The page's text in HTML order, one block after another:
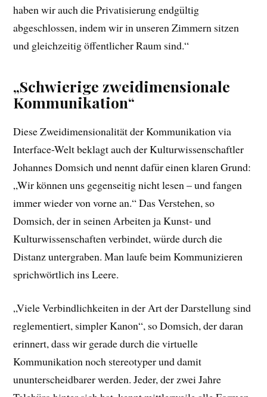
haben wir auch die Privatisierung endgültig
abgeschlossen, indem wir in unseren Zimmern sitzen
und gleichzeitig öffentlicher Raum sind.“
„Schwierige zweidimensionale
Kommunikation“
Diese Zweidimensionalität der Kommunikation via
Interface-Welt beklagt auch der Kulturwissenschaftler
Johannes Domsich und nennt dafür einen klaren Grund:
„Wir können uns gegenseitig nicht lesen – und fangen
immer wieder von vorne an.“ Das Verstehen, so
Domsich, der in seinen Arbeiten ja Kunst- und
Kulturwissenschaften verbindet, würde durch die
Distanz untergraben. Man laufe beim Kommunizieren
sprichwörtlich ins Leere.
„Viele Verbindlichkeiten in der Art der Darstellung sind
reglementiert, simpler Kanon“, so Domsich, der daran
erinnert, dass wir gerade durch die virtuelle
Kommunikation noch stereotyper und damit
ununterscheidbarer werden. Jeder, der zwei Jahre